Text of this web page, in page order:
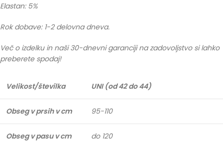
Elastan: 5%
Rok dobave: 1-2 delovna dneva.
Več o izdelku in naši 30-dnevni garanciji na zadovoljstvo si lahko
preberete spodaj!
Velikost/številka UNI (od 42 do 44)
Obseg v prsih v cm 95-110
Obseg v pasu v cm do 120